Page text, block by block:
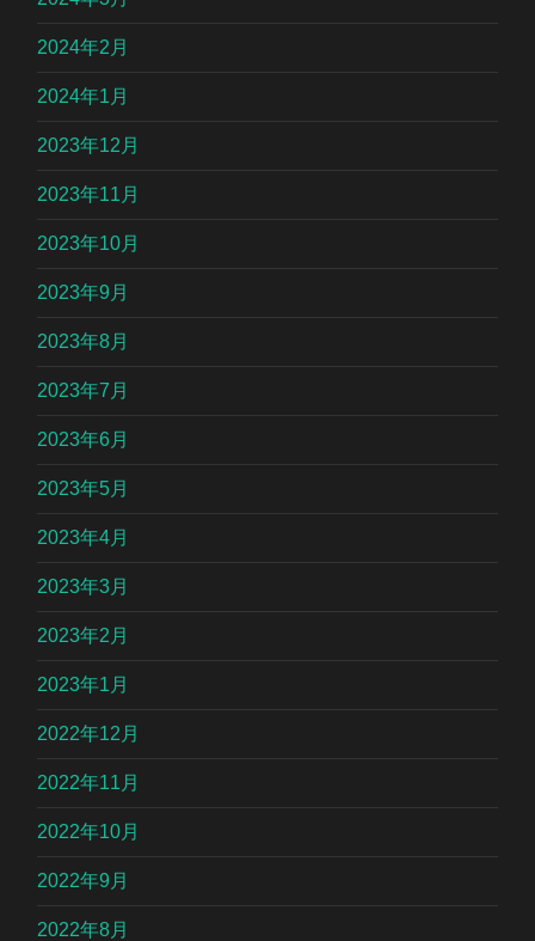
2024年2月
2024年1月
2023年12月
2023年11月
2023年10月
2023年9月
2023年8月
2023年7月
2023年6月
2023年5月
2023年4月
2023年3月
2023年2月
2023年1月
2022年12月
2022年11月
2022年10月
2022年9月
2022年8月